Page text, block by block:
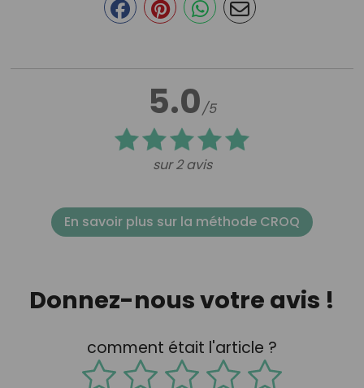
5.0/5
sur 2 avis
En savoir plus sur la méthode CROQ
Donnez-nous votre avis !
comment était l'article ?